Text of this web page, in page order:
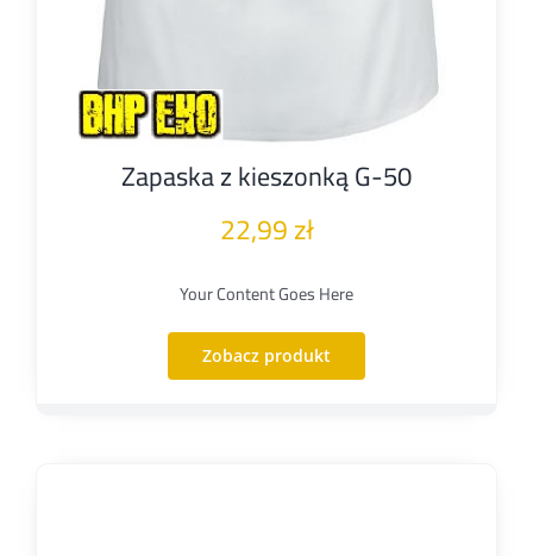
Zapaska z kieszonką G-50
22,99zł
Your Content Goes Here
Zobacz produkt